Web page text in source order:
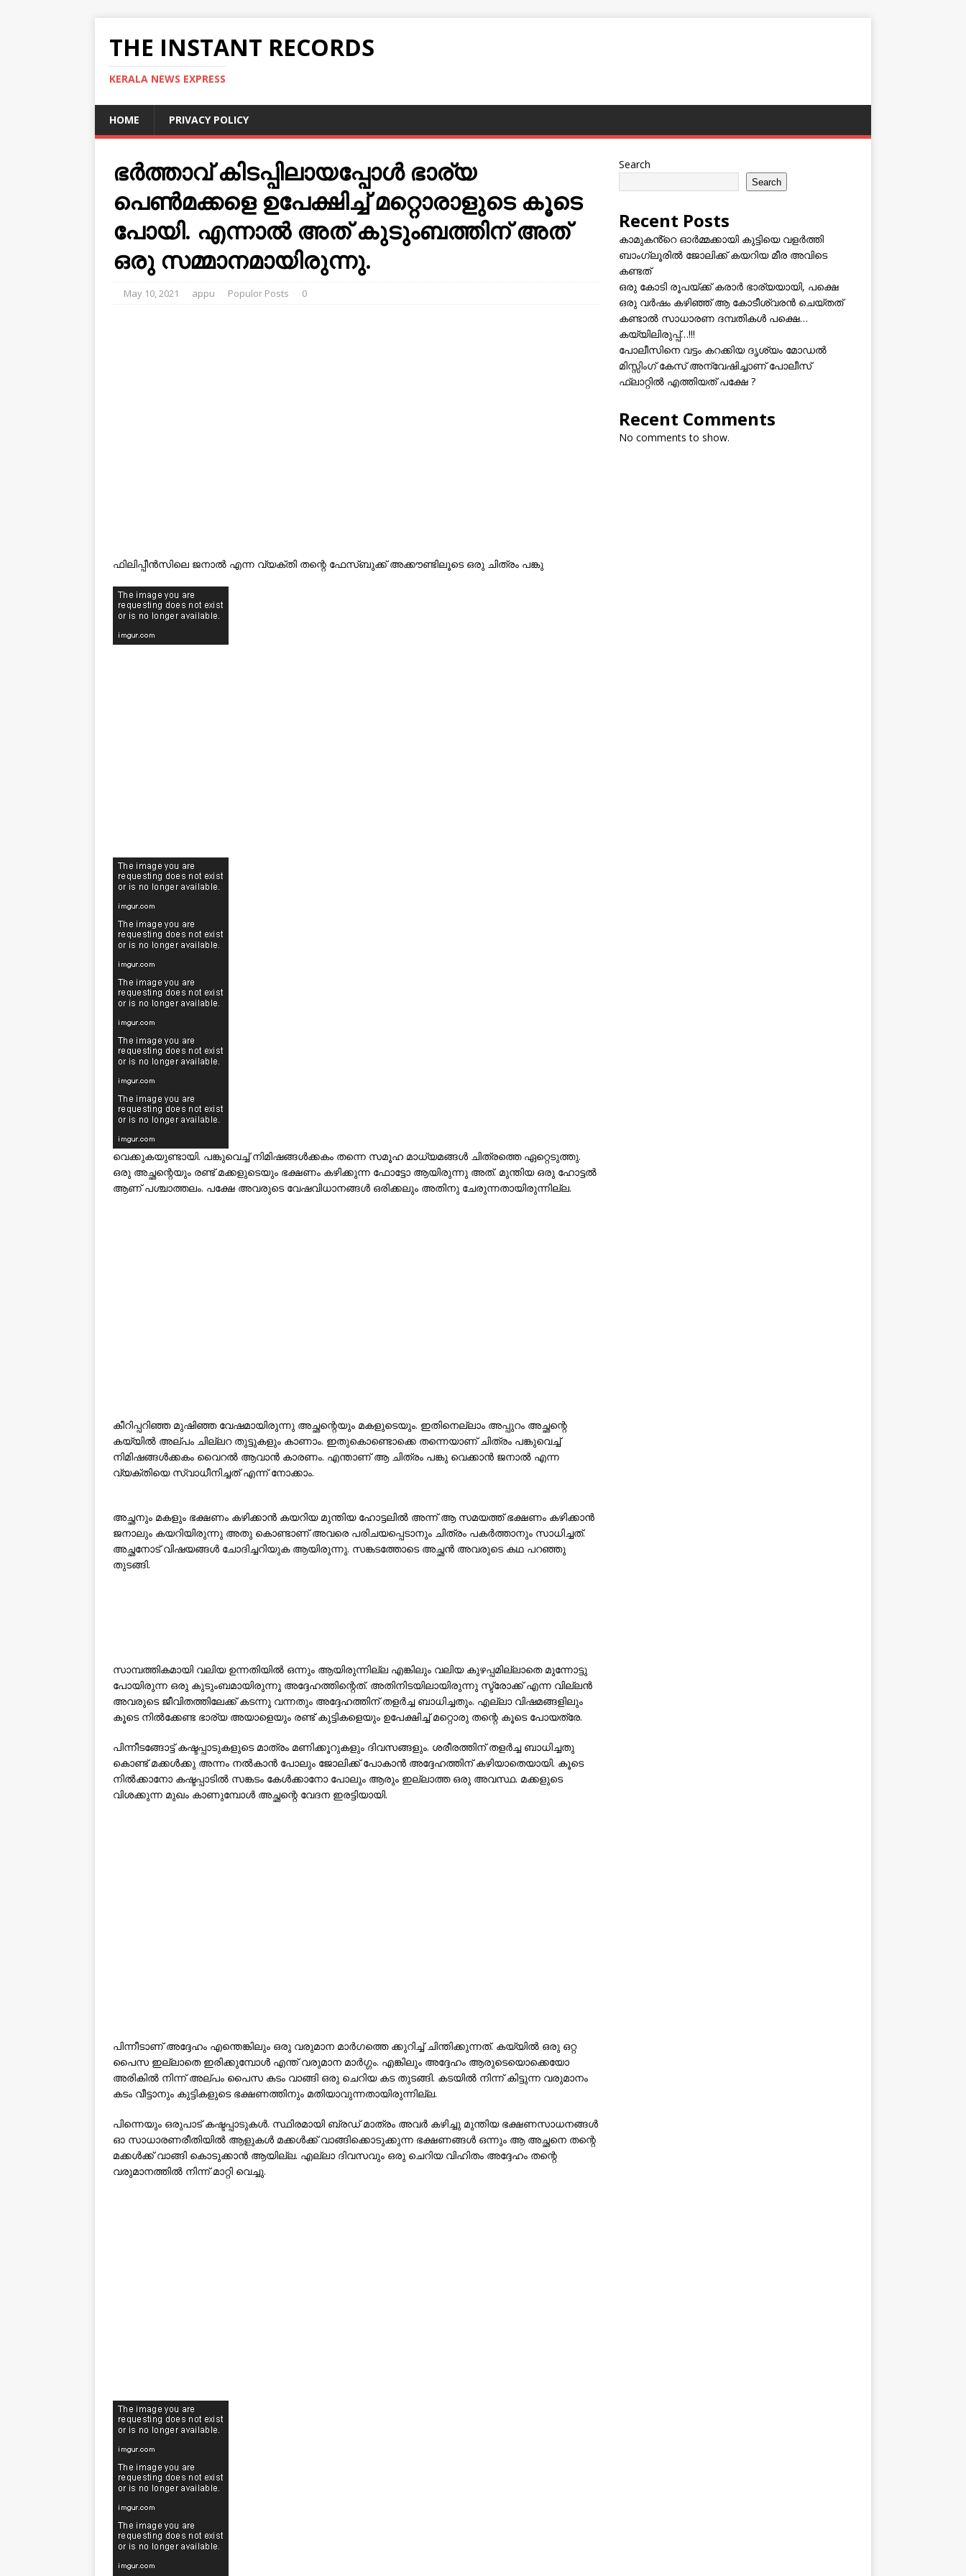
THE INSTANT RECORDS
KERALA NEWS EXPRESS
HOME PRIVACY POLICY
ഭർത്താവ് കിടപ്പിലായപ്പോൾ ഭാര്യ
പെൺമക്കളെ ഉപേക്ഷിച്ച് മറ്റൊരാളുടെ കൂടെ
പോയി. എന്നാൽ അത് കുടുംബത്തിന് അത്
ഒരു സമ്മാനമായിരുന്നു.
May 10, 2021 appu Populor Posts 0
ഫിലിപ്പീൻസിലെ ജനാൽ എന്ന വ്യക്തി തന്റെ ഫേസ്ബുക്ക് അക്കൗണ്ടിലൂടെ ഒരു ചിത്രം പങ്കു
വെക്കുകയുണ്ടായി. പങ്കുവെച്ച് നിമിഷങ്ങൾക്കകം തന്നെ സമൂഹ മാധ്യമങ്ങൾ ചിത്രത്തെ ഏറ്റെടുത്തു.
ഒരു അച്ഛന്റെയും രണ്ട് മക്കളുടെയും ഭക്ഷണം കഴിക്കുന്ന ഫോട്ടോ ആയിരുന്നു അത്. മുന്തിയ ഒരു ഹോട്ടൽ
ആണ് പശ്ചാത്തലം. പക്ഷേ അവരുടെ വേഷവിധാനങ്ങൾ ഒരിക്കലും അതിനു ചേരുന്നതായിരുന്നില്ല.
കീറിപ്പറിഞ്ഞ മുഷിഞ്ഞ വേഷമായിരുന്നു അച്ഛന്റെയും മകളുടെയും. ഇതിനെല്ലാം അപ്പുറം അച്ഛന്റെ
കയ്യിൽ അല്പം ചില്ലറ തുട്ടുകളും കാണാം. ഇതുകൊണ്ടൊക്കെ തന്നെയാണ് ചിത്രം പങ്കുവെച്ച്
നിമിഷങ്ങൾക്കകം വൈറൽ ആവാൻ കാരണം. എന്താണ് ആ ചിത്രം പങ്കു വെക്കാൻ ജനാൽ എന്ന
വ്യക്തിയെ സ്വാധീനിച്ചത് എന്ന് നോക്കാം.
അച്ഛനും മകളും ഭക്ഷണം കഴിക്കാൻ കയറിയ മുന്തിയ ഹോട്ടലിൽ അന്ന് ആ സമയത്ത് ഭക്ഷണം കഴിക്കാൻ
ജനാലും കയറിയിരുന്നു അതു കൊണ്ടാണ് അവരെ പരിചയപ്പെടാനും ചിത്രം പകർത്താനും സാധിച്ചത്.
അച്ഛനോട് വിഷയങ്ങൾ ചോദിച്ചറിയുക ആയിരുന്നു. സങ്കടത്തോടെ അച്ഛൻ അവരുടെ കഥ പറഞ്ഞു
തുടങ്ങി.
സാമ്പത്തികമായി വലിയ ഉന്നതിയിൽ ഒന്നും ആയിരുന്നില്ല എങ്കിലും വലിയ കുഴപ്പമില്ലാതെ മുന്നോട്ടു
പോയിരുന്ന ഒരു കുടുംബമായിരുന്നു അദ്ദേഹത്തിന്റെത്. അതിനിടയിലായിരുന്നു സ്ട്രോക്ക് എന്ന വില്ലൻ
അവരുടെ ജീവിതത്തിലേക്ക് കടന്നു വന്നതും അദ്ദേഹത്തിന് തളർച്ച ബാധിച്ചതും. എല്ലാ വിഷമങ്ങളിലും
കൂടെ നിൽക്കേണ്ട ഭാര്യ അയാളെയും രണ്ട് കുട്ടികളെയും ഉപേക്ഷിച്ച് മറ്റൊരു തന്റെ കൂടെ പോയത്രേ.
പിന്നീടങ്ങോട്ട് കഷ്ടപ്പാടുകളുടെ മാത്രം മണിക്കൂറുകളും ദിവസങ്ങളും. ശരീരത്തിന് തളർച്ച ബാധിച്ചതു
കൊണ്ട് മക്കൾക്കു അന്നം നൽകാൻ പോലും ജോലിക്ക് പോകാൻ അദ്ദേഹത്തിന് കഴിയാതെയായി. കൂടെ
നിൽക്കാനോ കഷ്ടപ്പാടിൽ സങ്കടം കേൾക്കാനോ പോലും ആരും ഇല്ലാത്ത ഒരു അവസ്ഥ. മക്കളുടെ
വിശക്കുന്ന മുഖം കാണുമ്പോൾ അച്ഛന്റെ വേദന ഇരട്ടിയായി.
പിന്നീടാണ് അദ്ദേഹം എന്തെങ്കിലും ഒരു വരുമാന മാർഗത്തെ ക്കുറിച്ച് ചിന്തിക്കുന്നത്. കയ്യിൽ ഒരു ഒറ്റ
പൈസ ഇല്ലാതെ ഇരിക്കുമ്പോൾ എന്ത് വരുമാന മാർഗ്ഗം. എങ്കിലും അദ്ദേഹം ആരുടെയൊക്കെയോ
അരികിൽ നിന്ന് അല്പം പൈസ കടം വാങ്ങി ഒരു ചെറിയ കട തുടങ്ങി. കടയിൽ നിന്ന് കിട്ടുന്ന വരുമാനം
കടം വീട്ടാനും കുട്ടികളുടെ ഭക്ഷണത്തിനും മതിയാവുന്നതായിരുന്നില്ല.
പിന്നെയും ഒരുപാട് കഷ്ടപ്പാടുകൾ. സ്ഥിരമായി ബ്രഡ് മാത്രം അവർ കഴിച്ചു മുന്തിയ ഭക്ഷണസാധനങ്ങൾ
ഓ സാധാരണരീതിയിൽ ആളുകൾ മക്കൾക്ക് വാങ്ങിക്കൊടുക്കുന്ന ഭക്ഷണങ്ങൾ ഒന്നും ആ അച്ഛനെ തന്റെ
മക്കൾക്ക് വാങ്ങി കൊടുക്കാൻ ആയില്ല. എല്ലാ ദിവസവും ഒരു ചെറിയ വിഹിതം അദ്ദേഹം തന്റെ
വരുമാനത്തിൽ നിന്ന് മാറ്റി വെച്ചു.
Search
Search
Recent Posts
കാമുകൻ്റെ ഓർമ്മക്കായി കുട്ടിയെ വളർത്തി
ബാംഗ്ലൂരിൽ ജോലിക്ക് കയറിയ മീര അവിടെ
കണ്ടത്
ഒരു കോടി രൂപയ്ക്ക് കരാർ ഭാര്യയായി, പക്ഷെ
ഒരു വർഷം കഴിഞ്ഞ് ആ കോടീശ്വരൻ ചെയ്തത്
കണ്ടാൽ സാധാരണ ദമ്പതികൾ പക്ഷെ…
കയ്യിലിരുപ്പ്…!!!
പോലീസിനെ വട്ടം കറക്കിയ ദൃശ്യം മോഡല്‍
മിസ്സിംഗ് കേസ് അന്വേഷിച്ചാണ് പോലീസ്
ഫ്ലാറ്റിൽ എത്തിയത് പക്ഷേ ?
Recent Comments
No comments to show.